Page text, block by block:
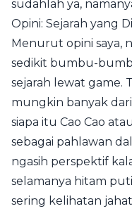
sudahlah ya,
Opini: Sejarah yang
Menurut opini saya,
sedikit bumbu-
sejarah lewat game.
mungkin banyak
siapa itu Cao Cao
sebagai pahlawan
ngasih perspektif
selamanya hitam
sering kelihatan